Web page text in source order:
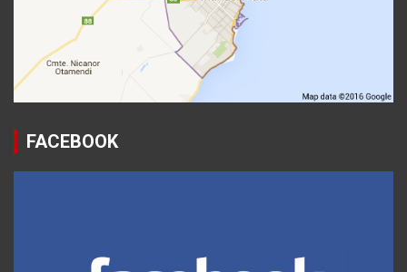
FACEBOOK